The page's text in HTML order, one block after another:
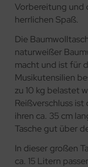
Vorbereitung und
herrlichen Spaß.
Die
naturweißer
macht und ist für
Musikutensilien
zu 10 kg belastet
Reißverschluss
ihren ca. 35 cm
Tasche gut über
In dieser großen
ca. 15 Litern